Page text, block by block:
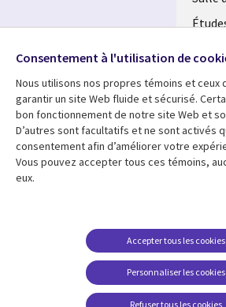
Ressources
Library
SECTIONS
Articles
Études de cas
FR
réseaux
Social
Media
LUXEMBOURG
Consentement à l'utilisation de
Nous utilisons nos propres témoins et ceux
garantir un site Web fluide et sécurisé.
bon fonctionnement de notre site Web et
D’autres sont facultatifs et ne sont activés
consentement afin d’améliorer votre
Vous pouvez accepter tous ces témoins,
eux.
Personnaliser les cookies
Accepter tous les cookies
Refuser tous les cookies